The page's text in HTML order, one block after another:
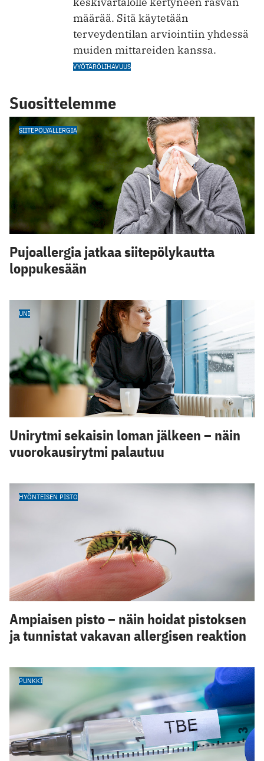
määrää. Sitä käytetään
terveydentilan arviointiin yhdessä
muiden mittareiden kanssa.
VYÖTÄRÖLIHAVUUS
Suosittelemme
SIITEPÖLYALLERGIA
Pujoallergia jatkaa siitepölykautta
loppukesään
UNI
Unirytmi sekaisin loman jälkeen – näin
vuorokausirytmi palautuu
HYÖNTEISEN PISTO
Ampiaisen pisto – näin hoidat pistoksen
ja tunnistat vakavan allergisen reaktion
PUNKKI